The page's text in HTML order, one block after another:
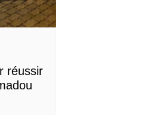
réussir